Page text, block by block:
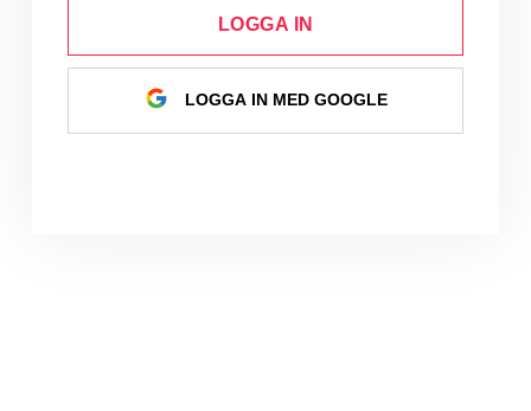
LOGGA IN
LOGGA IN MED GOOGLE